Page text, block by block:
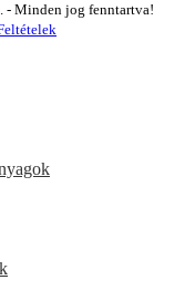
- Minden jog fenntartva!